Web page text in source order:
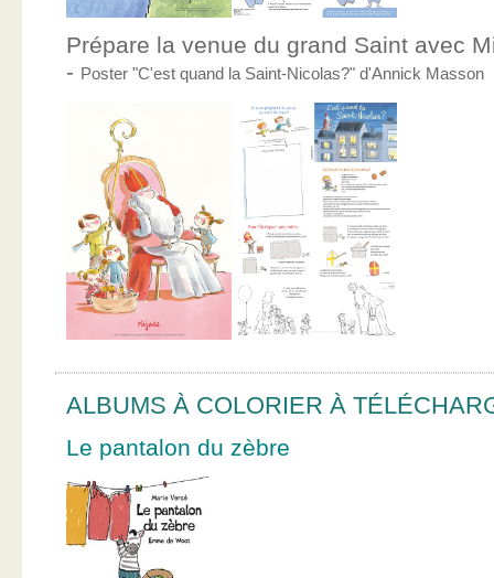
Prépare la venue du grand Saint avec
- Poster "C'est quand la Saint-Nicolas?" d'Annick Masson
ALBUMS À COLORIER À
Le pantalon du zèbre